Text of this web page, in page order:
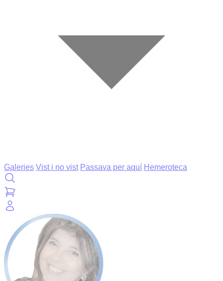
Galeries Vist i no vist Passava per aquí Hemeroteca